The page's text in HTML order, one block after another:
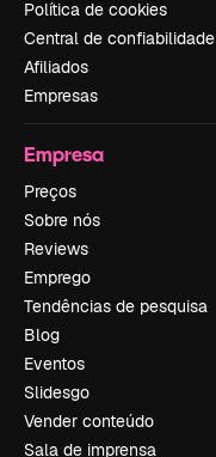
Política de cookies
Central de confiabilidade
Afiliados
Empresas
Empresa
Preços
Sobre nós
Reviews
Emprego
Tendências de pesquisa
Blog
Eventos
Slidesgo
Vender conteúdo
Sala de imprensa